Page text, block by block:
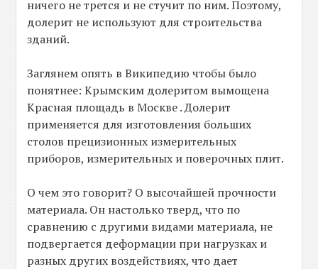
ничего не трется и не стучит по ним. Поэтому,
долерит не используют для строительства
зданий.
Заглянем опять в Википедию чтобы было
понятнее: Крымским долеритом вымощена
Красная площадь в Москве . Долерит
применяется для изготовления больших
столов прецизионных измерительных
приборов, измерительных и поверочных плит.
О чем это говорит? О высочайшей прочности
материала. Он настолько тверд, что по
сравнению с другими видами материала, не
подвергается деформации при нагрузках и
разных других воздействиях, что дает